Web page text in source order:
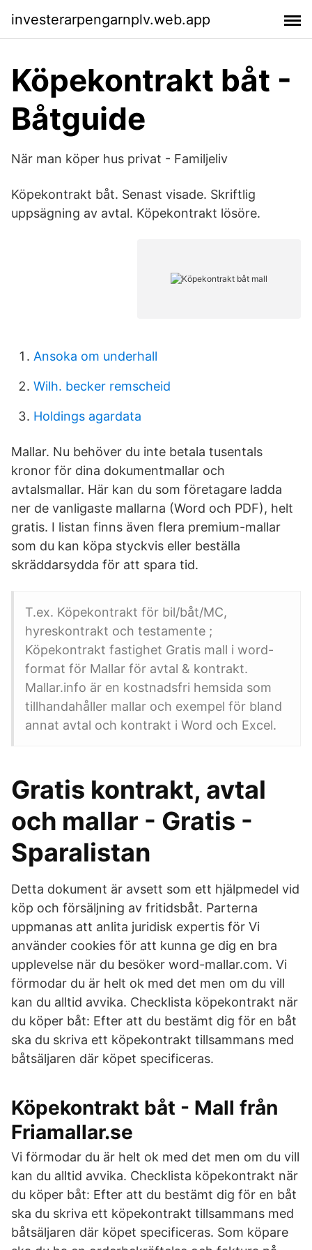
investerarpengarnplv.web.app
Köpekontrakt båt -
Båtguide
När man köper hus privat - Familjeliv
Köpekontrakt båt. Senast visade. Skriftlig
uppsägning av avtal. Köpekontrakt lösöre.
Ansoka om underhall
Wilh. becker remscheid
Holdings agardata
Mallar. Nu behöver du inte betala tusentals
kronor för dina dokumentmallar och
avtalsmallar. Här kan du som företagare ladda
ner de vanligaste mallarna (Word och PDF), helt
gratis. I listan finns även flera premium-mallar
som du kan köpa styckvis eller beställa
skräddarsydda för att spara tid.
T.ex. Köpekontrakt för bil/båt/MC,
hyreskontrakt och testamente ;
Köpekontrakt fastighet Gratis mall i word-
format för Mallar för avtal & kontrakt.
Mallar.info är en kostnadsfri hemsida som
tillhandahåller mallar och exempel för bland
annat avtal och kontrakt i Word och Excel.
Gratis kontrakt, avtal
och mallar - Gratis -
Sparalistan
Detta dokument är avsett som ett hjälpmedel vid
köp och försäljning av fritidsbåt. Parterna
uppmanas att anlita juridisk expertis för Vi
använder cookies för att kunna ge dig en bra
upplevelse när du besöker word-mallar.com. Vi
förmodar du är helt ok med det men om du vill
kan du alltid avvika. Checklista köpekontrakt när
du köper båt: Efter att du bestämt dig för en båt
ska du skriva ett köpekontrakt tillsammans med
båtsäljaren där köpet specificeras.
Köpekontrakt båt - Mall från
Friamallar.se
Vi förmodar du är helt ok med det men om du vill
kan du alltid avvika. Checklista köpekontrakt när
du köper båt: Efter att du bestämt dig för en båt
ska du skriva ett köpekontrakt tillsammans med
båtsäljaren där köpet specificeras. Som köpare